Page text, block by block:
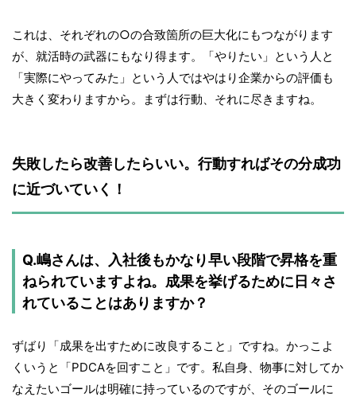
これは、それぞれの○の合致箇所の巨大化にもつながります
が、就活時の武器にもなり得ます。「やりたい」という人と
「実際にやってみた」という人ではやはり企業からの評価も
大きく変わりますから。まずは行動、それに尽きますね。
失敗したら改善したらいい。行動すればその分成功
に近づいていく！
Q.嶋さんは、入社後もかなり早い段階で昇格を重
ねられていますよね。成果を挙げるために日々さ
れていることはありますか？
ずばり「成果を出すために改良すること」ですね。かっこよ
くいうと「PDCAを回すこと」です。私自身、物事に対してか
なえたいゴールは明確に持っているのですが、そのゴールに